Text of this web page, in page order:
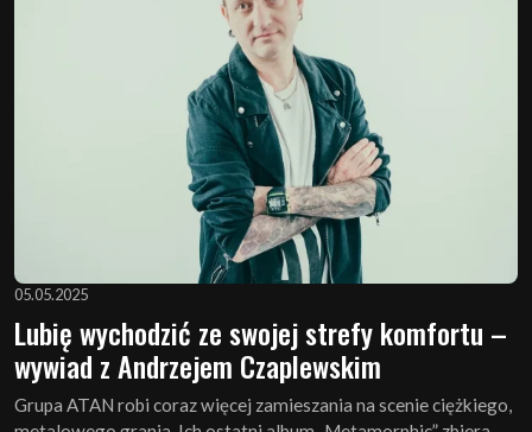
05.05.2025
Lubię wychodzić ze swojej strefy komfortu –
wywiad z Andrzejem Czaplewskim
Grupa ATAN robi coraz więcej zamieszania na scenie ciężkiego,